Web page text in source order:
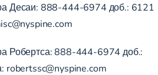
Десаи: 888-444-6974 доб.: 6121
Робертса:888-444-6974 доб.:
robertssc@nyspine.com